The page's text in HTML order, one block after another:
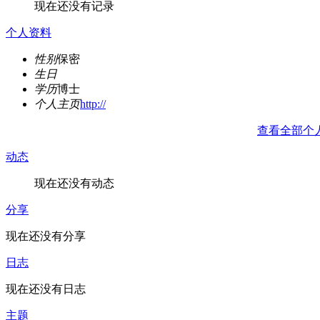
现在还没有记录
个人资料
性别保密
生日
学历博士
个人主页http://
查看全部个
动态
现在还没有动态
分享
现在还没有分享
日志
现在还没有日志
主题